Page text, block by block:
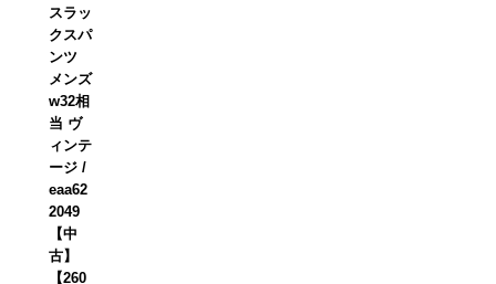
スラッ
クスパ
ンツ
メンズ
w32相
当 ヴ
ィンテ
ージ /
eaa62
2049
【中
古】
【260